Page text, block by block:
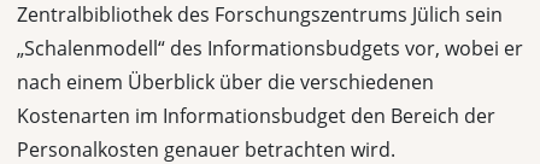
Zentralbibliothek des Forschungszentrums Jülich sein
„Schalenmodell“ des Informationsbudgets vor, wobei er
nach einem Überblick über die verschiedenen
Kostenarten im Informationsbudget den Bereich der
Personalkosten genauer betrachten wird.